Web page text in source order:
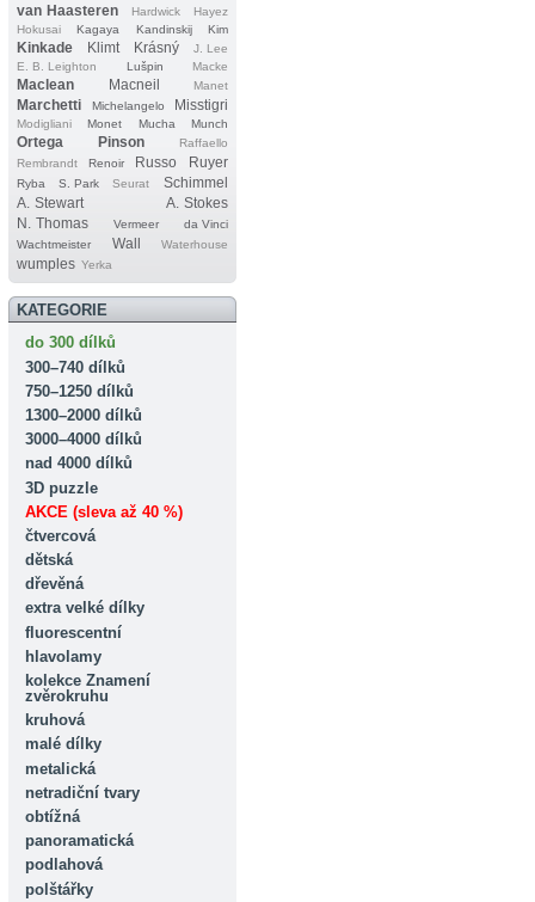
van Haasteren
Hardwick
Hayez
Hokusai
Kagaya Kandinskij Kim
Kinkade Klimt Krásný
J. Lee
E. B. Leighton
Lušpin Macke
Maclean Macneil Manet
Marchetti Michelangelo Misstigri
Modigliani Monet Mucha Munch
Ortega Pinson
Raffaello
Rembrandt
Renoir Russo Ruyer
Ryba S. Park Seurat
Schimmel
A. Stewart
A. Stokes
N. Thomas
Vermeer
da Vinci
Wachtmeister
Wall Waterhouse
wumples Yerka
KATEGORIE
do 300 dílků
300–740 dílků
750–1250 dílků
1300–2000 dílků
3000–4000 dílků
nad 4000 dílků
3D puzzle
AKCE (sleva až 40 %)
čtvercová
dětská
dřevěná
extra velké dílky
fluorescentní
hlavolamy
kolekce Znamení
zvěrokruhu
kruhová
malé dílky
metalická
netradiční tvary
obtížná
panoramatická
podlahová
polštářky